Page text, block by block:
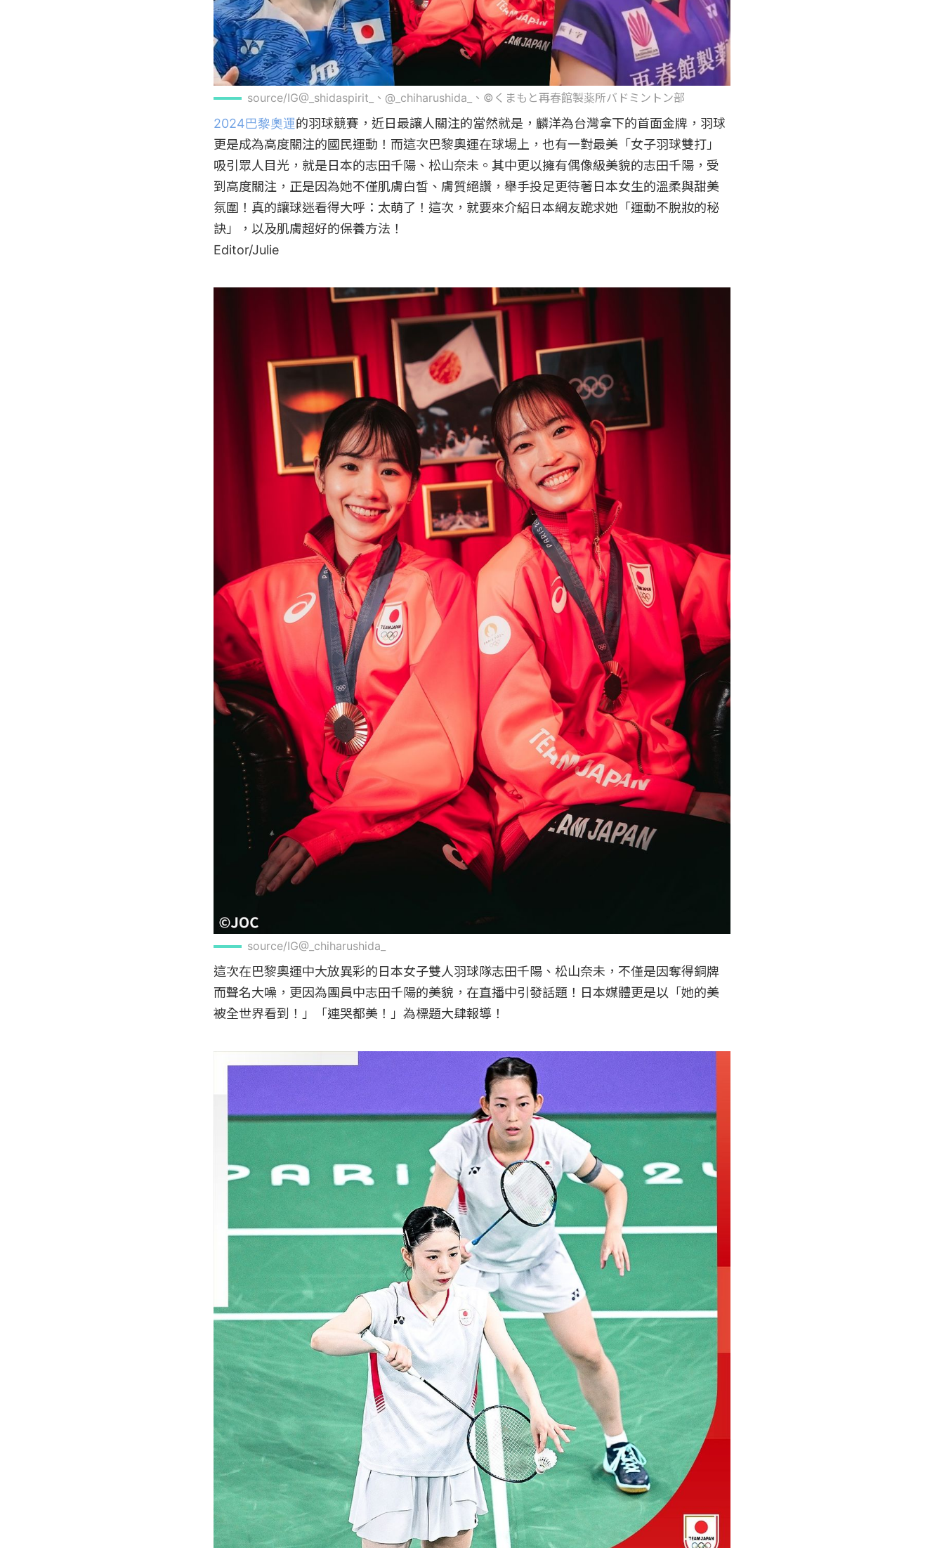
source/IG@_shidaspirit_、@_chiharushida_、©️くまもと再春館製薬所バドミントン部
2024巴黎奧運的羽球競賽，近日最讓人關注的當然就是，麟洋為台灣拿下的首面金牌，羽球
更是成為高度關注的國民運動！而這次巴黎奧運在球場上，也有一對最美「女子羽球雙打」
吸引眾人目光，就是日本的志田千陽、松山奈未。其中更以擁有偶像級美貌的志田千陽，受
到高度關注，正是因為她不僅肌膚白皙、膚質絕讚，舉手投足更待著日本女生的溫柔與甜美
氛圍！真的讓球迷看得大呼：太萌了！這次，就要來介紹日本網友跪求她「運動不脫妝的秘
訣」，以及肌膚超好的保養方法！
Editor/Julie
source/IG@_chiharushida_
這次在巴黎奧運中大放異彩的日本女子雙人羽球隊志田千陽、松山奈未，不僅是因奪得銅牌
而聲名大噪，更因為團員中志田千陽的美貌，在直播中引發話題！日本媒體更是以「她的美
被全世界看到！」「連哭都美！」為標題大肆報導！